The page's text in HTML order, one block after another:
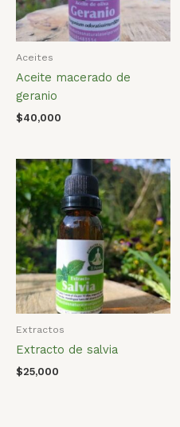
Aceites
Aceite macerado de
geranio
$40,000
Extractos
Extracto de salvia
$25,000